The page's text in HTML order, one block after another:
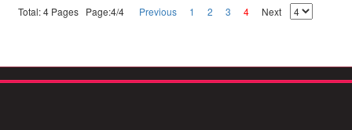
Total: 4 Pages Page:4/4 Previous 1 2 3 4 Next